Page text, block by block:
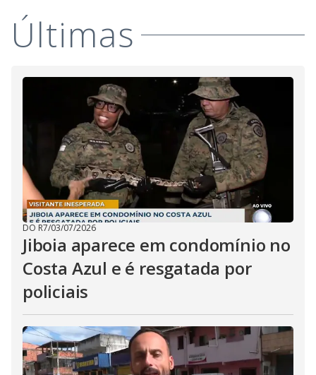
i
d
e
o
Últimas
DO R7/03/07/2026
Jiboia aparece em condomínio no
Costa Azul e é resgatada por
policiais